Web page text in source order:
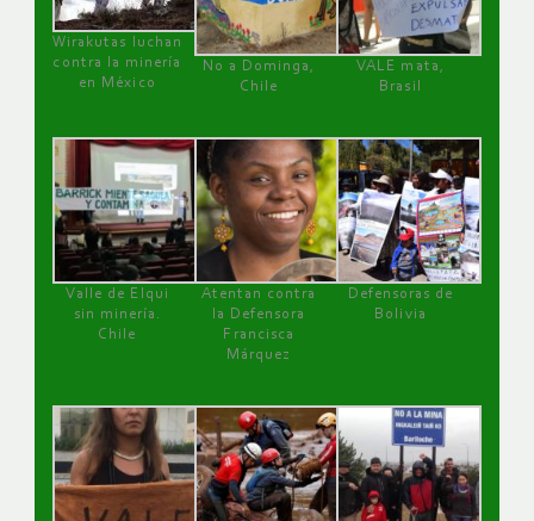
Wirakutas luchan
contra la minería
en México
No a Dominga,
Chile
VALE mata,
Brasil
Valle de Elqui
sin minería.
Chile
Atentan contra
la Defensora
Francisca
Márquez
Defensoras de
Bolivia